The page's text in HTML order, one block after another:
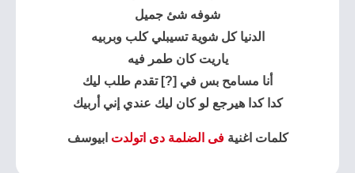
شوفه شئ جميل
الدنيا كل شوية تسيبلي كلب وبربيه
ياريت كان طمر فيه
أنا مسامح بس في [?] تقدم طلب ليك
كدا كدا هيرجع لو كان ليك عندي إني أربيك
كلمات اغنيةفى الضلمة دى اتولدت ابيوسف